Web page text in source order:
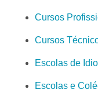
Cursos
Cursos
Escolas de
Escolas e